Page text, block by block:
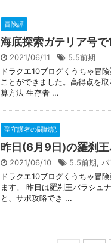
冒険譚
海底探索ガテリア号
2021/06/11
5.5前期
ドラクエ10ブログくうちゃ冒
ことができました。高得点を
算方法 生存者 ...
聖守護者の闘戦記
昨日(6月9日)の羅刹
2021/06/10 5.5前期,
ドラクエ10ブログくうちゃ冒
ます。 昨日は羅刹王バラシュ
と、サポ攻略でき ...